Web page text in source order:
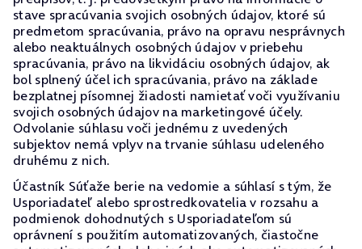
stave spracúvania svojich osobných údajov, ktoré sú
predmetom spracúvania, právo na opravu nesprávnych
alebo neaktuálnych osobných údajov v priebehu
spracúvania, právo na likvidáciu osobných údajov, ak
bol splnený účel ich spracúvania, právo na základe
bezplatnej písomnej žiadosti namietať voči využívaniu
svojich osobných údajov na marketingové účely.
Odvolanie súhlasu voči jednému z uvedených
subjektov nemá vplyv na trvanie súhlasu udeleného
druhému z nich.
Účastník Súťaže berie na vedomie a súhlasí s tým, že
Usporiadateľ alebo sprostredkovatelia v rozsahu a
podmienok dohodnutých s Usporiadateľom sú
oprávnení s použitím automatizovaných, čiastočne